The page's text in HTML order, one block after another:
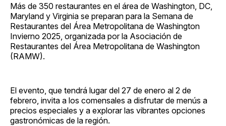
Más de 350 restaurantes en el área de Washington, DC,
Maryland y Virginia se preparan para la Semana de
Restaurantes del Área Metropolitana de Washington
Invierno 2025, organizada por la Asociación de
Restaurantes del Área Metropolitana de Washington
(RAMW).
El evento, que tendrá lugar del 27 de enero al 2 de
febrero, invita a los comensales a disfrutar de menús a
precios especiales y a explorar las vibrantes opciones
gastronómicas de la región.